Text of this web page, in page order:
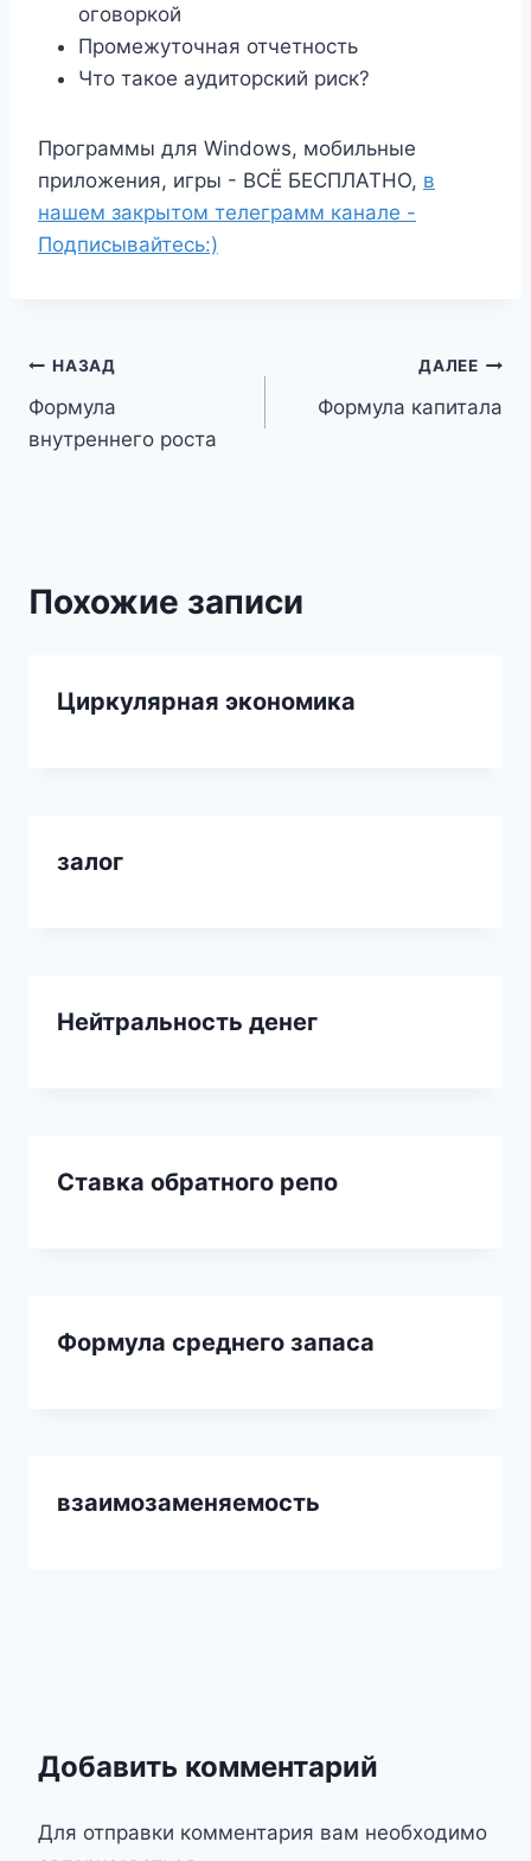
оговоркой
Промежуточная отчетность
Что такое аудиторский риск?
Программы для Windows, мобильные
приложения, игры - ВСЁ БЕСПЛАТНО, в
нашем закрытом телеграмм канале -
Подписывайтесь:)
Навигация
по
НАЗАД
Формула
внутреннего роста
ДАЛЕЕ
Формула капитала
Похожие записи
Циркулярная экономика
залог
Нейтральность денег
Ставка обратного репо
Формула среднего запаса
взаимозаменяемость
Добавить комментарий
Для отправки комментария вам необходимо